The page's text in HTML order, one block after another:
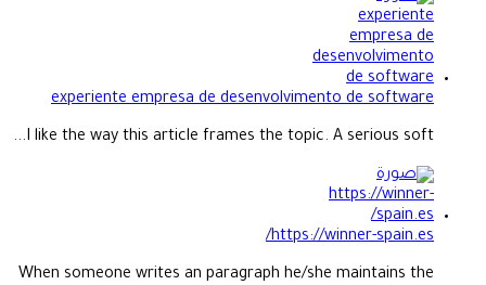
experiente empresa de desenvolvimento de software
I like the way this article frames the topic. A serious soft...
https://winner-spain.es/
When someone writes an paragraph he/she maintains the